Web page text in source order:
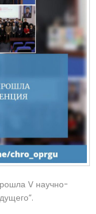
V научно-